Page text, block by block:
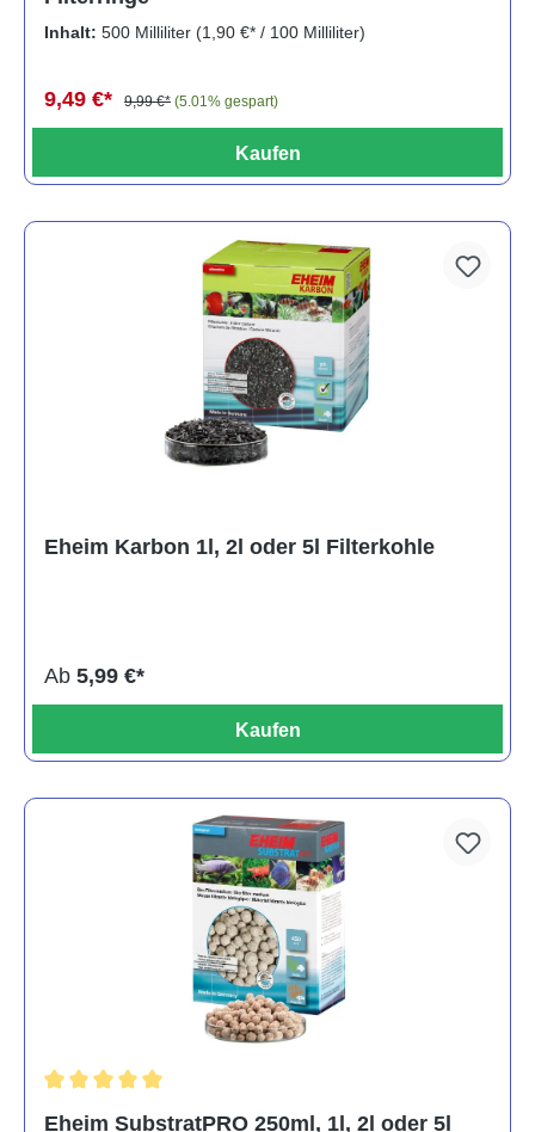
Inhalt: 500 Milliliter (1,90 €* / 100 Milliliter)
9,49 €* 9,99 €* (5.01% gespart)
Kaufen
Eheim Karbon 1l, 2l oder 5l Filterkohle
Ab 5,99 €*
Kaufen
Eheim SubstratPRO 250ml, 1l, 2l oder 5l